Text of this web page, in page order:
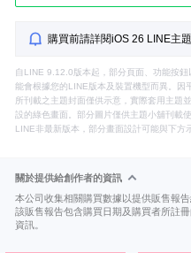
購買前請詳閱iOS 26 LINE主
自LINE 9.12.0版本起，部分頁面、功能按
能會根據您的LINE版本及裝置機型而異。
所刊載之主題封面僅供示意，實際套用主題
設的綠色畫面。部分圖片僅供主題小舖刊載
LINE非最新版本，部分畫面設計可能與下方
關於提供給創作者的資訊
本公司收集相關購買數據以提供販售報告
該販售報告包含購買日期及購買者所註
資訊。